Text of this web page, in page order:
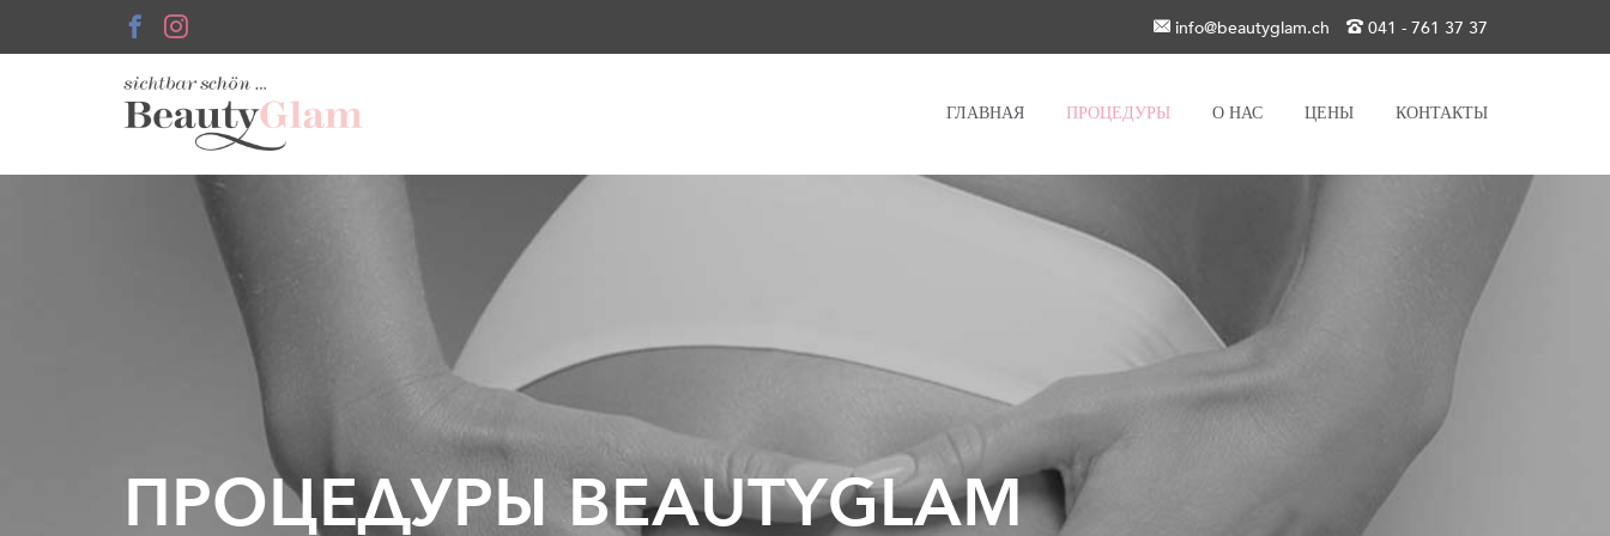
info@beautyglam.ch 041 - 761 37 37
ГЛАВНАЯ ПРОЦЕДУРЫ О НАС ЦЕНЫ КОНТАКТЫ
ПРОЦЕДУРЫ BEAUTYGLAM